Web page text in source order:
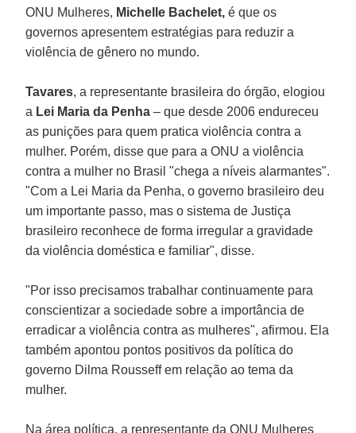
ONU Mulheres, Michelle Bachelet, é que os
governos apresentem estratégias para reduzir a
violência de gênero no mundo.
Tavares, a representante brasileira do órgão, elogiou
a Lei Maria da Penha – que desde 2006 endureceu
as punições para quem pratica violência contra a
mulher. Porém, disse que para a ONU a violência
contra a mulher no Brasil "chega a níveis alarmantes".
"Com a Lei Maria da Penha, o governo brasileiro deu
um importante passo, mas o sistema de Justiça
brasileiro reconhece de forma irregular a gravidade
da violência doméstica e familiar", disse.
"Por isso precisamos trabalhar continuamente para
conscientizar a sociedade sobre a importância de
erradicar a violência contra as mulheres", afirmou. Ela
também apontou pontos positivos da política do
governo Dilma Rousseff em relação ao tema da
mulher.
Na área política, a representante da ONU Mulheres